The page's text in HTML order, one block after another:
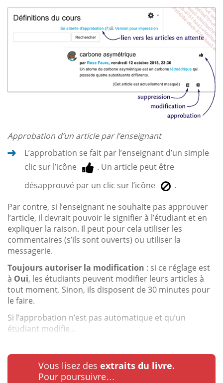
Approbation d’un article par l’enseignant
L’approbation se fait par l’enseignant d’un simple
clic sur l’icône
. Un article peut être
désapprouvé par un clic sur l’icône
.
Par contre, si l’enseignant ne souhaite pas approuver
l’article, il devrait pouvoir le signifier à l’étudiant et en
expliquer la raison. Il peut pour cela utiliser les
commentaires (s’ils sont ouverts) ou utiliser la
messagerie.
Toujours autoriser la modification : si ce réglage est
à Oui, les étudiants peuvent modifier leurs articles à
tout moment. Sinon, ils disposent de 30 minutes pour
le faire.
Si l’approbation n’est pas automatique et qu’un
étudiant modifie...
Vous lisez des extraits du livre.
Pour poursuivre…